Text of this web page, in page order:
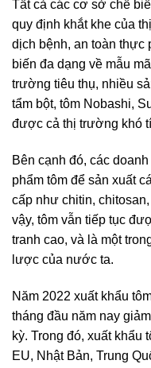
Tất cả các cơ sở chế
quy định khắt khe của
dịch bệnh, an toàn thực
biến đa dạng về mẫu
trường tiêu thụ, nhiều
tẩm bột, tôm Nobashi,
được cả thị trường khó
Bên cạnh đó, các
phẩm tôm để sản xuất
cấp như chitin,
vậy, tôm vẫn tiếp tục
tranh cao, và là một
lược của nước ta.
Năm 2022 xuất khẩu
tháng đầu năm nay
kỳ. Trong đó, xuất khẩu
EU, Nhật Bản, Trung